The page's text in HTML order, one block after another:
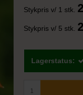
Stykpris v/ 1 stk.
Stykpris v/ 5 stk.
Lagerstatus: